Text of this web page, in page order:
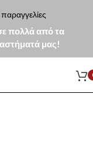
πολλά από τα
μας!